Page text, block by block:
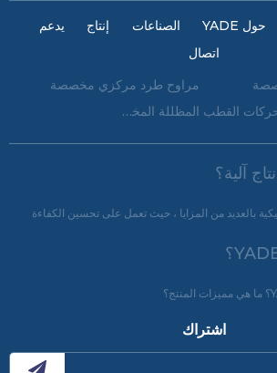
حول YADE الصناعات إنتاج
يدعم
اتصال
مراوح طرد مركزي مخصصة
محركات القطب المظللة المخصصة
آلية؟
بالعديد من المزايا ، حيث تعمل على تحسين الكفاءة
اشتراك